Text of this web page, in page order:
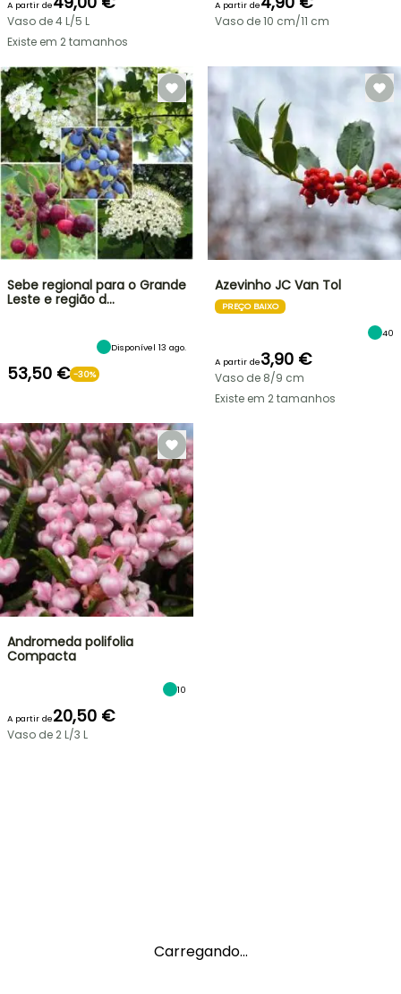
A partir de
Vaso de 4 L/5 L
Existe em 2 tamanhos
A partir de
Vaso de 10 cm/11 cm
Sebe regional para o Grande
Leste e região d…
Disponível 13 ago.
53,50 € -30%
Azevinho JC Van Tol
PREÇO BAIXO
40
A partir de3,90 €
Vaso de 8/9 cm
Existe em 2 tamanhos
Andromeda polifolia
Compacta
10
A partir de20,50 €
Vaso de 2 L/3 L
Carregando...